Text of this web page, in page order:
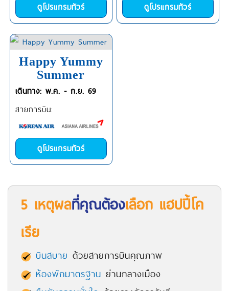
ดูโปรแกรมทัวร์ ดูโปรแกรมทัวร์
Happy Yummy
Summer
เดินทาง: พ.ค. - ก.ย. 69
สายการบิน:
ดูโปรแกรมทัวร์
5 เหตุผลที่คุณต้องเลือก แฮปปี้โค
เรีย
บินสบาย ด้วยสายการบินคุณภาพ
ห้องพักมาตรฐาน ย่านกลางเมือง